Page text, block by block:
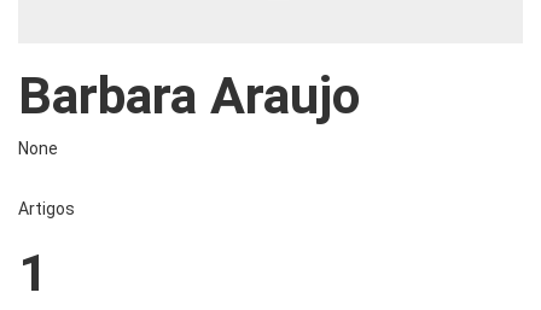
Barbara Araujo
None
Artigos
1